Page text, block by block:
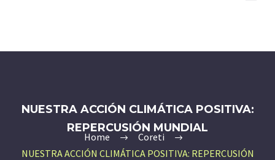
NUESTRA ACCIÓN CLIMÁTICA POSITIVA:
REPERCUSIÓN MUNDIAL
Home
Coreti
NUESTRA ACCIÓN CLIMÁTICA POSITIVA: REPERCUSIÓN